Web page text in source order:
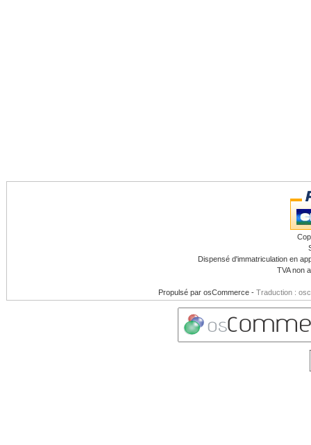
Dispensé d'immatriculation en
TVA non
Propulsé par osCommerce - Traduction :